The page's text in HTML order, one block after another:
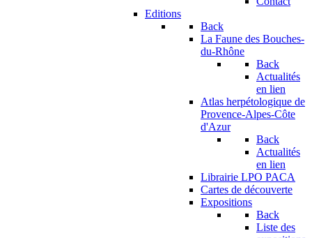
Editions
Back
La Faune des Bouches-
du-Rhône
Back
Actualités
en lien
Atlas herpétologique de
Provence-Alpes-Côte
d'Azur
Back
Actualités
en lien
Librairie LPO PACA
Cartes de découverte
Expositions
Back
Liste des